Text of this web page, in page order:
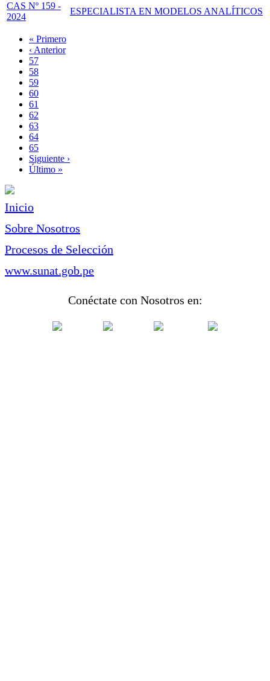
CAS Nº 159 -
2024
ESPECIALISTA EN MODELOS ANALÍTICOS
Paginación
Primera
página
« Primero
Página
anterior
‹ Anterior
Page
57
Page
58
Page
59
Page
60
Página
actual
61
Page
62
Page
63
Page
64
Page
65
Siguiente
página
Siguiente ›
Última
Último »
Inicio
Sobre Nosotros
Procesos de Selección
www.sunat.gob.pe
Conéctate con Nosotros en: